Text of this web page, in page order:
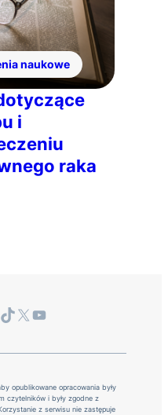
naukowe
i
raka
TikTok X YouTube
opublikowane opracowania były
czytelników i były zgodne z
z serwisu nie zastępuje